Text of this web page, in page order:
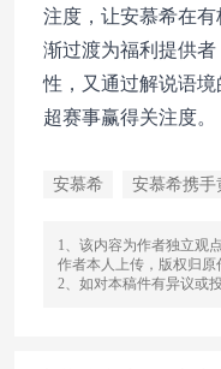
注度，让安慕希在
渐过渡为福利提供
性，又通过解说语
超赛事赢得关注度。
安慕希 安慕希携手
1、该内容为作者独立观
作者本人上传，版权归原
2、如对本稿件有异议或